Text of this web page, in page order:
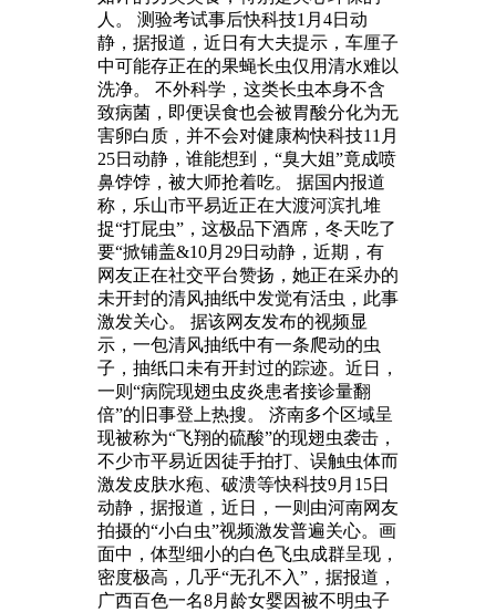
人。 测验考试事后快科技1月4日动
静，据报道，近日有大夫提示，车厘子
中可能存正在的果蝇长虫仅用清水难以
洗净。 不外科学，这类长虫本身不含
致病菌，即便误食也会被胃酸分化为无
害卵白质，并不会对健康构快科技11月
25日动静，谁能想到，“臭大姐”竟成喷
鼻饽饽，被大师抢着吃。 据国内报道
称，乐山市平易近正在大渡河滨扎堆
捉“打屁虫”，这极品下酒席，冬天吃了
要“掀铺盖&10月29日动静，近期，有
网友正在社交平台赞扬，她正在采办的
未开封的清风抽纸中发觉有活虫，此事
激发关心。 据该网友发布的视频显
示，一包清风抽纸中有一条爬动的虫
子，抽纸口未有开封过的踪迹。近日，
一则“病院现翅虫皮炎患者接诊量翻
倍”的旧事登上热搜。 济南多个区域呈
现被称为“飞翔的硫酸”的现翅虫袭击，
不少市平易近因徒手拍打、误触虫体而
激发皮肤水疱、破溃等快科技9月15日
动静，据报道，近日，一则由河南网友
拍摄的“小白虫”视频激发普遍关心。画
面中，体型细小的白色飞虫成群呈现，
密度极高，几乎“无孔不入”，据报道，
广西百色一名8月龄女婴因被不明虫子